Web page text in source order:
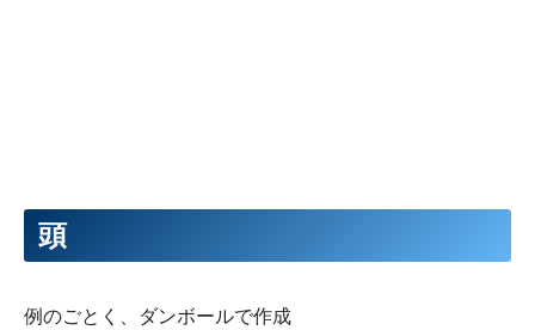
頭
例のごとく、ダンボールで作成